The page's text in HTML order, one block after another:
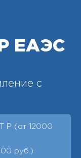
ЕАЭС
с
Р (от 12000
руб.)